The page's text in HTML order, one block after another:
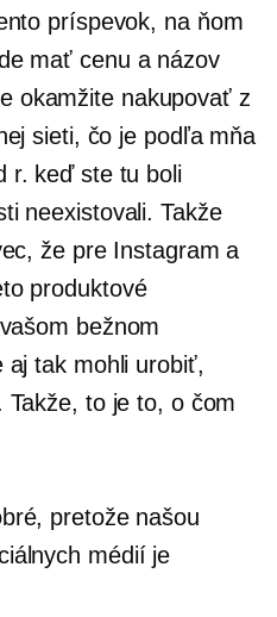
príspevok, na ňom
mať cenu a názov
okamžite nakupovať z
sieti, čo je podľa mňa
r. keď ste tu boli
neexistovali. Takže
že ​​pre Instagram a
produktové
bežnom
aj tak mohli urobiť,
to je to, o čom
pretože našou
médií je